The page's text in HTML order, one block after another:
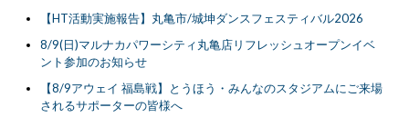
【HT活動実施報告】丸亀市/城坤ダンスフェスティバル2026
8/9(日)マルナカパワーシティ丸亀店リフレッシュオープンイベ
ント参加のお知らせ
【8/9アウェイ 福島戦】とうほう・みんなのスタジアムにご来場
されるサポーターの皆様へ